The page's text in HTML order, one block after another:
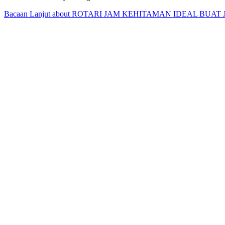
Bacaan Lanjut about ROTARI JAM KEHITAMAN IDEAL BUAT